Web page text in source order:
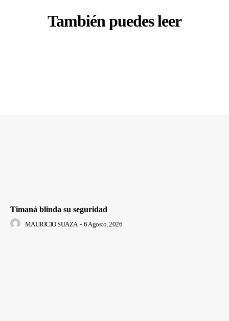
También puedes leer
Timaná blinda su seguridad
MAURICIO SUAZA - 6 Agosto, 2026